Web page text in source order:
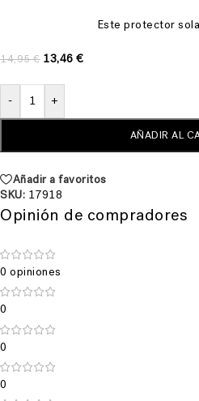
Este protector
14,95€ 13,46 €
- +
AÑADIR AL
Añadir a favoritos
SKU: 17918
Opinión de compradores
0 opiniones
0
0
0